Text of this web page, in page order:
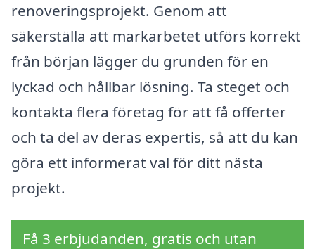
renoveringsprojekt. Genom att
säkerställa att markarbetet utförs korrekt
från början lägger du grunden för en
lyckad och hållbar lösning. Ta steget och
kontakta flera företag för att få offerter
och ta del av deras expertis, så att du kan
göra ett informerat val för ditt nästa
projekt.
Få 3 erbjudanden, gratis och utan